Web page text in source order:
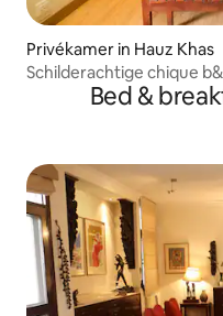
Privékamer in Hauz Khas
Schilderachtige chique
Bed &